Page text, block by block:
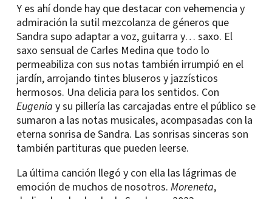
Y es ahí donde hay que destacar con vehemencia y
admiración la sutil mezcolanza de géneros que
Sandra supo adaptar a voz, guitarra y… saxo. El
saxo sensual de Carles Medina que todo lo
permeabiliza con sus notas también irrumpió en el
jardín, arrojando tintes bluseros y jazzísticos
hermosos. Una delicia para los sentidos. Con
Eugenia y su pillería las carcajadas entre el público se
sumaron a las notas musicales, acompasadas con la
eterna sonrisa de Sandra. Las sonrisas sinceras son
también partituras que pueden leerse.
La última canción llegó y con ella las lágrimas de
emoción de muchos de nosotros. Moreneta,